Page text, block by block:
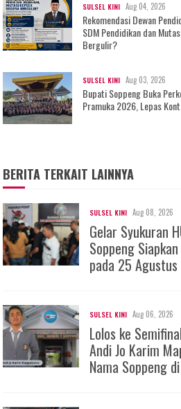
SULSEL KINI Aug 04, 2026
Rekomendasi Dewan
SDM Pendidikan dan
Bergulir?
SULSEL KINI Aug 03, 2026
Bupati Soppeng Buka
Pramuka 2026, Lepas
BERITA TERKAIT LAINNYA
SULSEL KINI Aug 08, 2026
Gelar Syukuran
Soppeng
pada 25 Agustus
SULSEL KINI Aug 06, 2026
Lolos ke
Andi Jo Karim
Nama Soppeng